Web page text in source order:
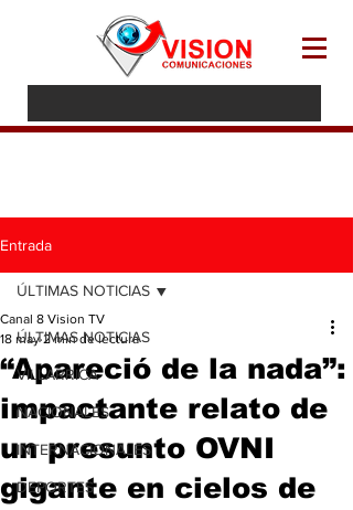
Entrada
ÚLTIMAS NOTICIAS
VILLARRICA
NACIONALES
INTERNACIONALES
DEPORTES
ÚLTIMAS NOTICIAS
“Apareció de la nada”:
impactante relato de
un presunto OVNI
gigante en cielos de
Canal 8 Vision TV
18 may 2 min de lectura